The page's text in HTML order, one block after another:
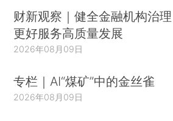
财新观察｜健全金融机构治理
更好服务高质量发展
2026年08月09日
专栏｜AI“煤矿”中的金丝雀
2026年08月09日